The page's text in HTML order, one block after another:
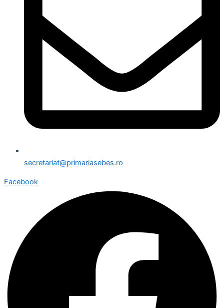
secretariat@primariasebes.ro
Facebook